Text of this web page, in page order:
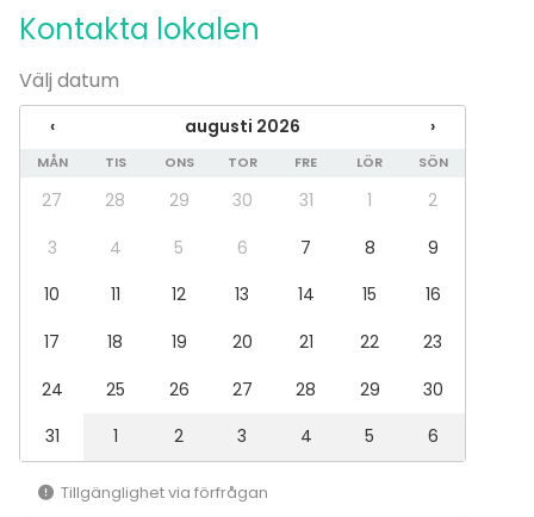
Kontakta lokalen
Välj datum
‹ augusti 2026 ›
MÅN TIS ONS TOR FRE LÖR SÖN
27 28 29 30 31 1
2
3
4 5 6 7 8
9
10
11 12 13 14 15
16
17
18 19 20 21 22
23
24
25 26 27 28 29
30
31
1 2 3 4 5 6
Tillgänglighet via förfrågan